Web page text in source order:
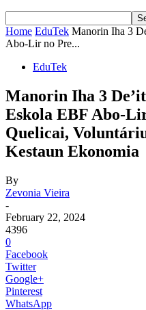
Home EduTek Manorin Iha 3
Abo-Lir no Pre...
EduTek
Manorin Iha 3
Eskola EBF Abo-
Quelicai,
Kestaun Ekonomia
By
Zevonia Vieira
-
February 22, 2024
4396
0
Facebook
Twitter
Google+
Pinterest
WhatsApp